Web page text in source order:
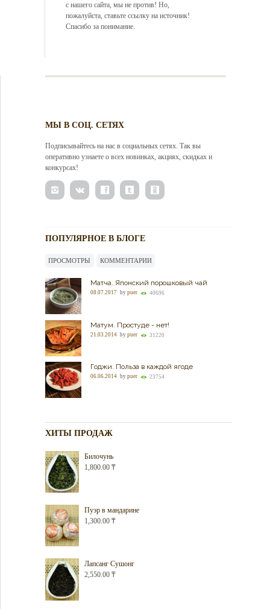
с нашего сайта, мы не против! Но,
пожалуйста, ставьте ссылку на источник!
Спасибо за понимание.
МЫ В СОЦ. СЕТЯХ
Подписывайтесь на нас в социальных сетях. Так вы
оперативно узнаете о всех новинках, акциях, скидках и
конкурсах!
ПОПУЛЯРНОЕ В БЛОГЕ
ПРОСМОТРЫ КОММЕНТАРИИ
Матча. Японский порошковый чай
08.07.2017 by puer 40696
Матум. Простуде - нет!
21.03.2014 by puer 31220
Годжи. Польза в каждой ягоде
06.06.2014 by puer 23754
ХИТЫ ПРОДАЖ
Билочунь
1,800.00 ₸
Пуэр в мандарине
1,300.00 ₸
Лапсанг Сушонг
2,550.00 ₸